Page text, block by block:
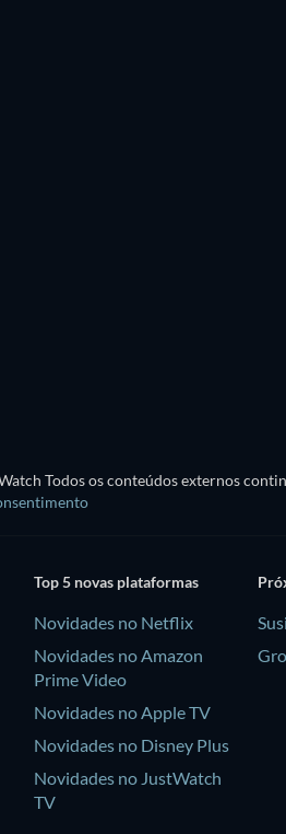
Todos os conteúdos externos
Top 5 novas plataformas
Novidades no Netflix
Novidades no Amazon
Prime Video
Novidades no Apple TV
Novidades no Disney Plus
Novidades no JustWatch
TV